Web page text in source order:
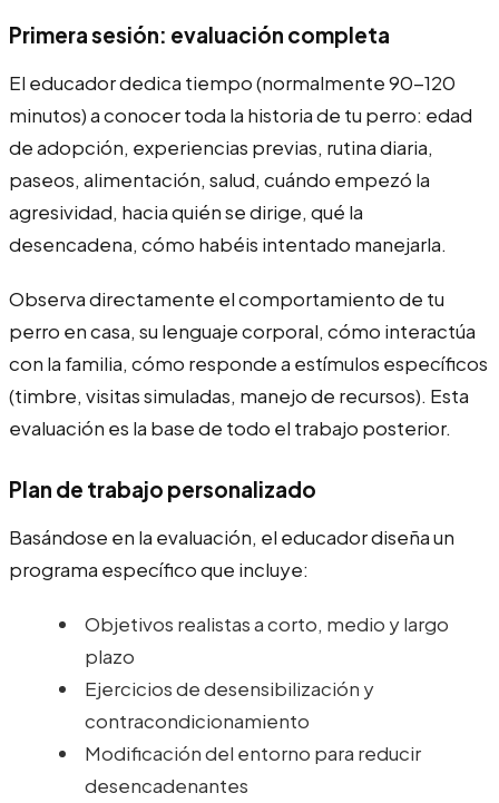
Primera sesión: evaluación completa
El educador dedica tiempo (normalmente 90-120
minutos) a conocer toda la historia de tu perro: edad
de adopción, experiencias previas, rutina diaria,
paseos, alimentación, salud, cuándo empezó la
agresividad, hacia quién se dirige, qué la
desencadena, cómo habéis intentado manejarla.
Observa directamente el comportamiento de tu
perro en casa, su lenguaje corporal, cómo interactúa
con la familia, cómo responde a estímulos específicos
(timbre, visitas simuladas, manejo de recursos). Esta
evaluación es la base de todo el trabajo posterior.
Plan de trabajo personalizado
Basándose en la evaluación, el educador diseña un
programa específico que incluye:
Objetivos realistas a corto, medio y largo
plazo
Ejercicios de desensibilización y
contracondicionamiento
Modificación del entorno para reducir
desencadenantes